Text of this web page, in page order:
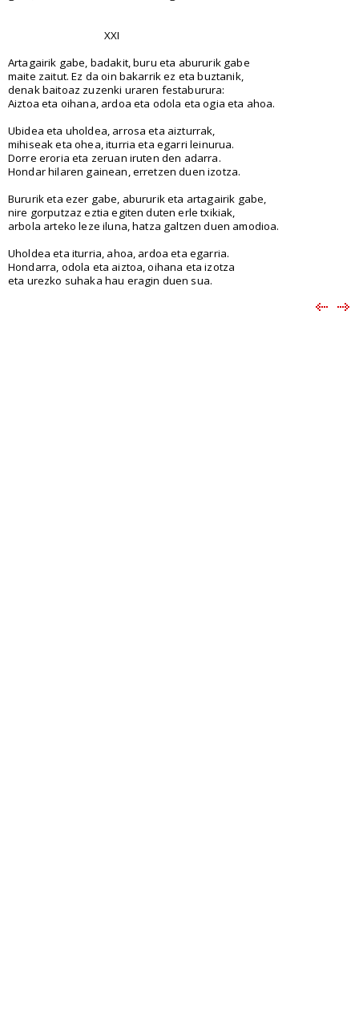
XXI
Artagairik gabe, badakit, buru eta abururik gabe
maite zaitut. Ez da oin bakarrik ez eta buztanik,
denak baitoaz zuzenki uraren festaburura:
Aiztoa eta oihana, ardoa eta odola eta ogia eta ahoa.
Ubidea eta uholdea, arrosa eta aizturrak,
mihiseak eta ohea, iturria eta egarri leinurua.
Dorre eroria eta zeruan iruten den adarra.
Hondar hilaren gainean, erretzen duen izotza.
Bururik eta ezer gabe, abururik eta artagairik gabe,
nire gorputzaz eztia egiten duten erle txikiak,
arbola arteko leze iluna, hatza galtzen duen amodioa.
Uholdea eta iturria, ahoa, ardoa eta egarria.
Hondarra, odola eta aiztoa, oihana eta izotza
eta urezko suhaka hau eragin duen sua.